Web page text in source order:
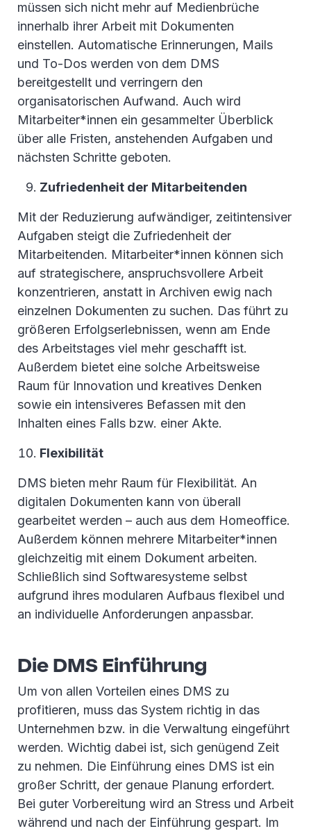
müssen sich nicht mehr auf Medienbrüche
innerhalb ihrer Arbeit mit Dokumenten
einstellen. Automatische Erinnerungen, Mails
und To-Dos werden von dem DMS
bereitgestellt und verringern den
organisatorischen Aufwand. Auch wird
Mitarbeiter*innen ein gesammelter Überblick
über alle Fristen, anstehenden Aufgaben und
nächsten Schritte geboten.
Zufriedenheit der Mitarbeitenden
Mit der Reduzierung aufwändiger, zeitintensiver
Aufgaben steigt die Zufriedenheit der
Mitarbeitenden. Mitarbeiter*innen können sich
auf strategischere, anspruchsvollere Arbeit
konzentrieren, anstatt in Archiven ewig nach
einzelnen Dokumenten zu suchen. Das führt zu
größeren Erfolgserlebnissen, wenn am Ende
des Arbeitstages viel mehr geschafft ist.
Außerdem bietet eine solche Arbeitsweise
Raum für Innovation und kreatives Denken
sowie ein intensiveres Befassen mit den
Inhalten eines Falls bzw. einer Akte.
Flexibilität
DMS bieten mehr Raum für Flexibilität. An
digitalen Dokumenten kann von überall
gearbeitet werden – auch aus dem Homeoffice.
Außerdem können mehrere Mitarbeiter*innen
gleichzeitig mit einem Dokument arbeiten.
Schließlich sind Softwaresysteme selbst
aufgrund ihres modularen Aufbaus flexibel und
an individuelle Anforderungen anpassbar.
Die DMS Einführung
Um von allen Vorteilen eines DMS zu
profitieren, muss das System richtig in das
Unternehmen bzw. in die Verwaltung eingeführt
werden. Wichtig dabei ist, sich genügend Zeit
zu nehmen. Die Einführung eines DMS ist ein
großer Schritt, der genaue Planung erfordert.
Bei guter Vorbereitung wird an Stress und Arbeit
während und nach der Einführung gespart. Im